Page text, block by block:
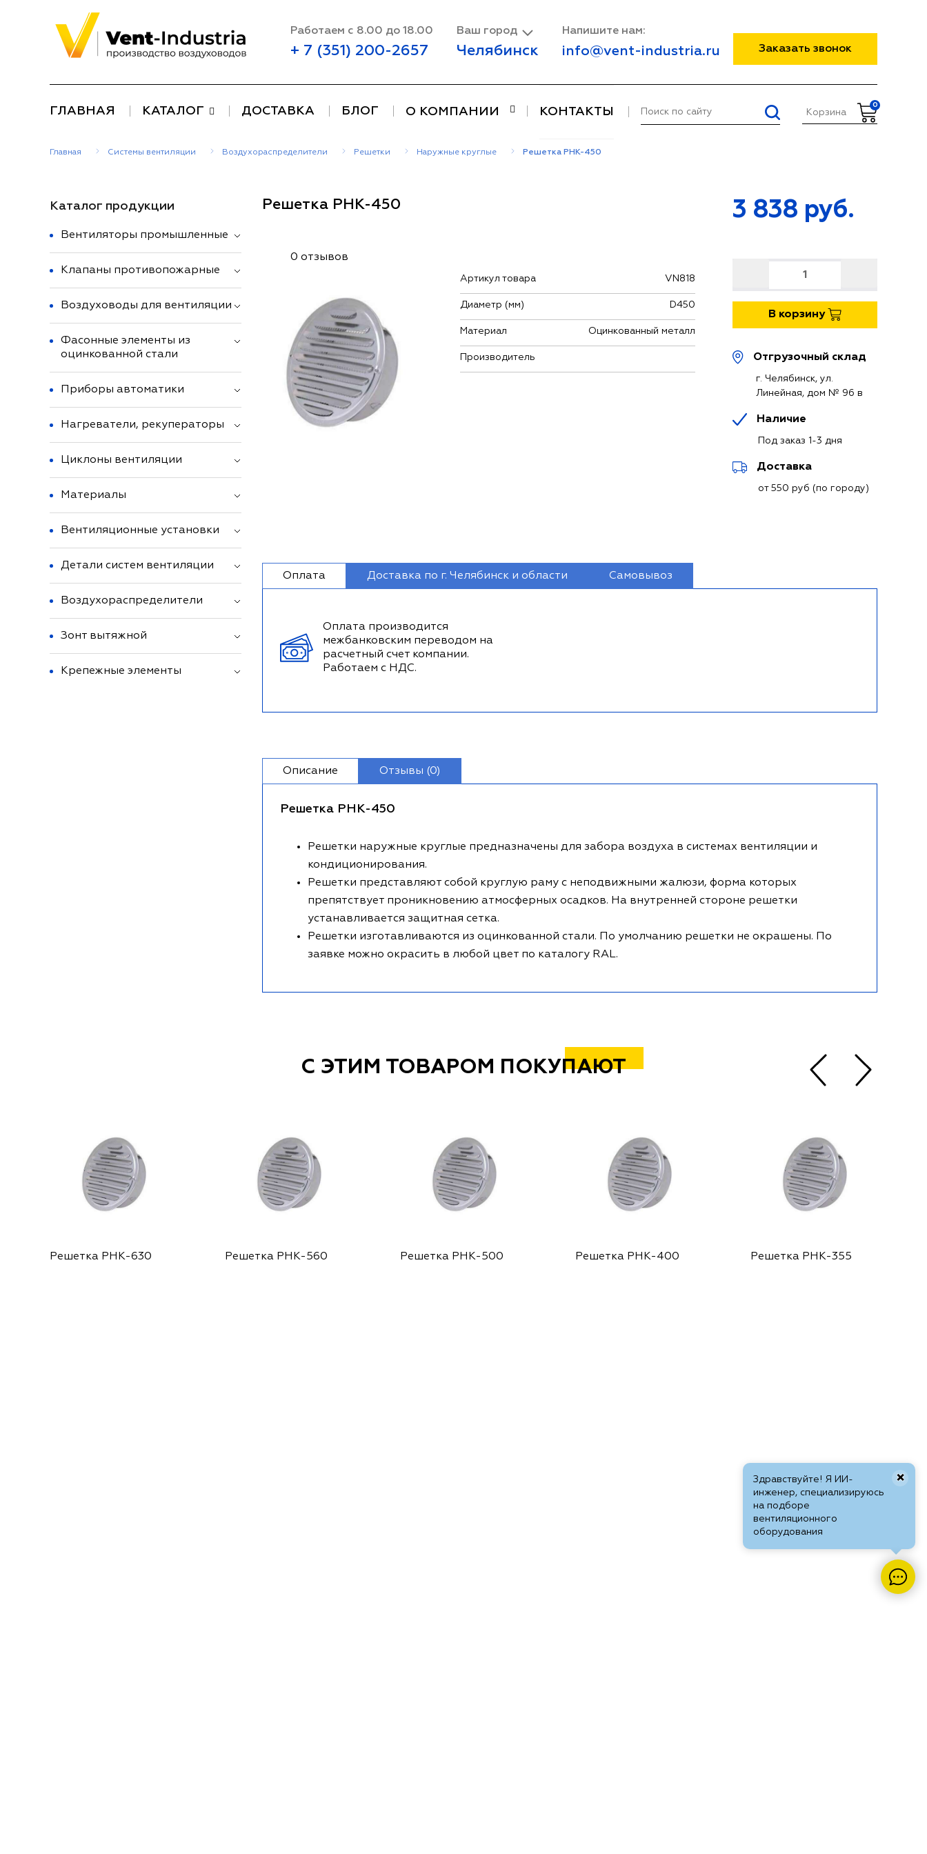
Работаем с 8.00 до 18.00
+ 7 (351) 200-2657
Ваш город
Челябинск
Напишите нам:
info@vent-industria.ru Заказать звонок
ГЛАВНАЯ КАТАЛОГ ДОСТАВКА БЛОГ О КОМПАНИИ КОНТАКТЫ Корзина
0
Главная Системы вентиляции Воздухораспределители Решетки Наружные круглые Решетка РНК-450
Решетка РНК-450
0 отзывов
Артикул товара VN818
Диаметр (мм) D450
Материал Оцинкованный металл
Производитель
3 838 руб.
В корзину
Отгрузочный склад
г. Челябинск, ул.
Линейная, дом № 96 в
Наличие
Под заказ 1-3 дня
Доставка
от 550 руб (по городу)
Оплата Доставка по г. Челябинск и области Самовывоз
Оплата производится
межбанковским переводом на
расчетный счет компании.
Работаем с НДС.
Описание Отзывы (0)
Решетка РНК-450
Решетки наружные круглые предназначены для забора воздуха в системах вентиляции и
кондиционирования.
Решетки представляют собой круглую раму с неподвижными жалюзи, форма которых
препятствует проникновению атмосферных осадков. На внутренней стороне решетки
устанавливается защитная сетка.
Решетки изготавливаются из оцинкованной стали. По умолчанию решетки не окрашены. По
заявке можно окрасить в любой цвет по каталогу RAL.
Каталог продукции
Вентиляторы промышленные
Клапаны противопожарные
Воздуховоды для вентиляции
Фасонные элементы из
оцинкованной стали
Приборы автоматики
Нагреватели, рекуператоры
Циклоны вентиляции
Материалы
Вентиляционные установки
Детали систем вентиляции
Воздухораспределители
Зонт вытяжной
Крепежные элементы
С ЭТИМ ТОВАРОМ ПОКУПАЮТ
Решетка РНК-630 Решетка РНК-560 Решетка РНК-500 Решетка РНК-400 Решетка РНК-355
Здравствуйте! Я ИИ-
инженер, специализируюсь
на подборе
вентиляционного
оборудования
×